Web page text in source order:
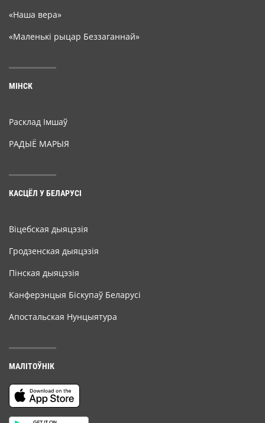
«Наша вера»
«Маленькі рыцар Беззаганнай»
МІНСК
Расклад Імшаў
РАДЫЁ МАРЫЯ
КАСЦЁЛ У БЕЛАРУСІ
Віцебская дыяцэзія
Гродзенская дыяцэзія
Пінская дыяцэзія
Канферэнцыя Біскупаў Беларусі
Апостальская Нунцыятура
МАЛІТОЎНІК